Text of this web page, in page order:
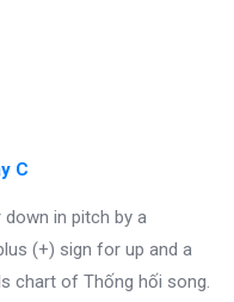
C
in pitch by a
(+) sign for up and a
chart of Thống hối song.